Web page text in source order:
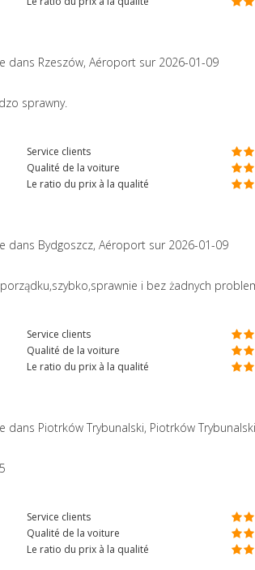
dans Rzeszów, Aéroport sur 2026-01-09
sprawny.
Service clients
Qualité de la voiture
Le ratio du prix à la qualité
dans Bydgoszcz, Aéroport sur 2026-01-09
i bez żadnych
Service clients
Qualité de la voiture
Le ratio du prix à la qualité
dans Piotrków Trybunalski, Piotrków
Service clients
Qualité de la voiture
Le ratio du prix à la qualité